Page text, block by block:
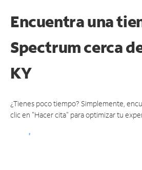
Encuentra una
Spectrumcerca
KY
¿Tienes poco tiempo? Simplemente,
clic en "Hacer cita" para optimizar tu